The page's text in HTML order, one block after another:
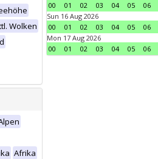
Wolken
Afrika
00
01 02 03 04 05 06
Sun 16 Aug 2026
00
01 02 03 04 05 06
Mon 17 Aug 2026
00
01 02 03 04 05 06